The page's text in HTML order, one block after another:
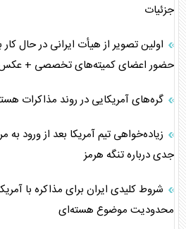
جزئیات
اولین تصویر از هیأت ایرانی در حال
حضور اعضای کمیته‌های تخصصی +
گره‌های آمریکایی در روند مذاکرات
زیاده‌خواهی تیم آمریکا بعد از ورود
جدی درباره تنگه هرمز
شروط کلیدی ایران برای مذاکره با
محدودیت موضوع هسته‌ای